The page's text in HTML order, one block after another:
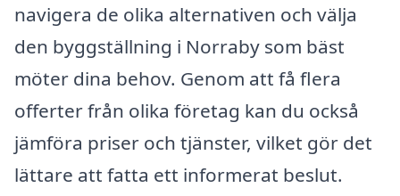
navigera de olika alternativen och välja
den byggställning i Norraby som bäst
möter dina behov. Genom att få flera
offerter från olika företag kan du också
jämföra priser och tjänster, vilket gör det
lättare att fatta ett informerat beslut.